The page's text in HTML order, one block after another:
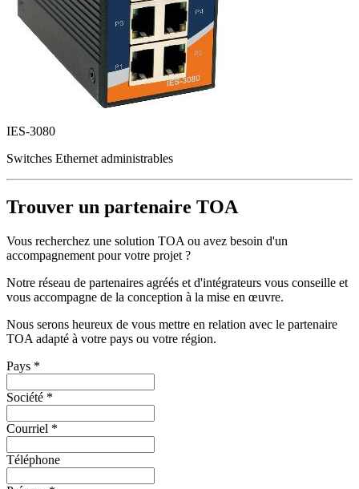
IES-3080
Switches Ethernet administrables
Trouver un partenaire TOA
Vous recherchez une solution TOA ou avez besoin d'un
accompagnement pour votre projet ?
Notre réseau de partenaires agréés et d'intégrateurs vous conseille et
vous accompagne de la conception à la mise en œuvre.
Nous serons heureux de vous mettre en relation avec le partenaire
TOA adapté à votre pays ou votre région.
Pays *
Société *
Courriel *
Téléphone